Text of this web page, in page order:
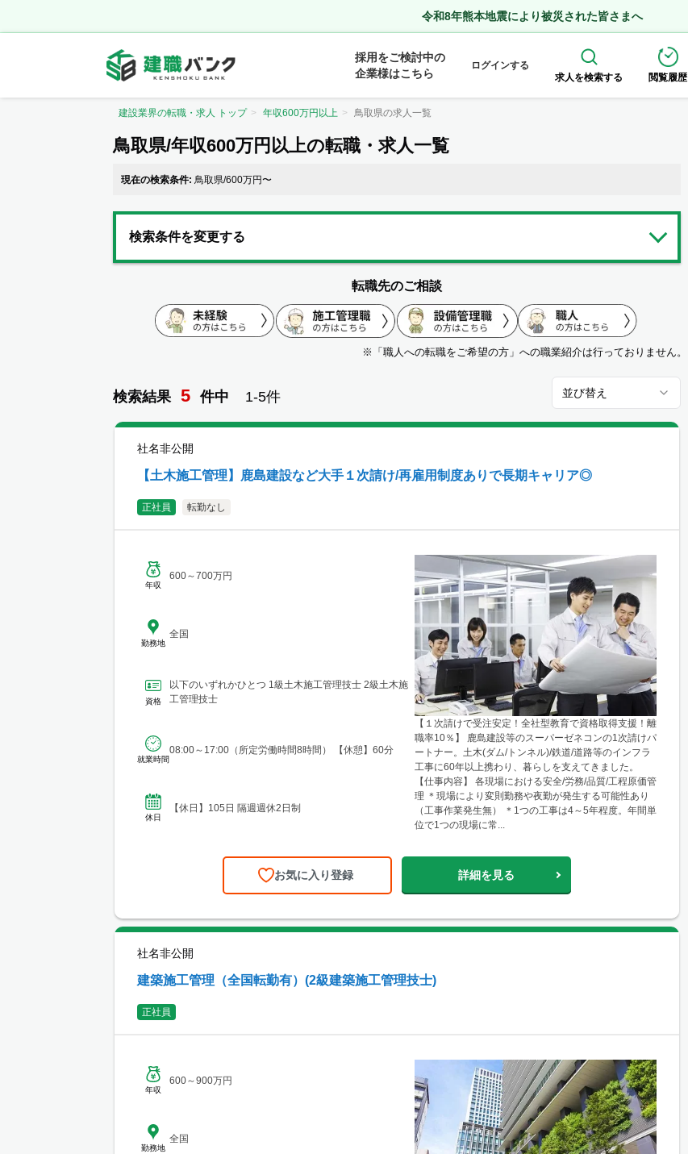
令和8年熊本地震により被災された皆さまへ
採用をご検討中の
企業様はこちら
ログインする
求人を検索する
閲覧履歴
建設業界の転職・求人 トップ 年収600万円以上 鳥取県の求人一覧
鳥取県/年収600万円以上の転職・求人一覧
現在の検索条件: 鳥取県/600万円〜
検索条件を変更する
転職先のご相談
※「職人への転職をご希望の方」への職業紹介は行っておりません。
検索結果 5 件中 1-5件 並び替え
社名非公開
【土木施工管理】鹿島建設など大手１次請け/再雇用制度ありで長期キャリア◎
正社員 転勤なし
年収
600～700万円
勤務地
全国
資格
以下のいずれかひとつ 1級土木施工管理技士 2級土木施
工管理技士
就業時間
08:00～17:00（所定労働時間8時間） 【休憩】60分
休日
【休日】105日 隔週週休2日制
【１次請けで受注安定！全社型教育で資格取得支援！離
職率10％】 鹿島建設等のスーパーゼネコンの1次請けパ
ートナー。土木(ダム/トンネル)/鉄道/道路等のインフラ
工事に60年以上携わり、暮らしを支えてきました。
【仕事内容】 各現場における安全/労務/品質/工程原価管
理 ＊現場により変則勤務や夜勤が発生する可能性あり
（工事作業発生無） ＊1つの工事は4～5年程度。年間単
位で1つの現場に常...
お気に入り登録 詳細を見る
社名非公開
建築施工管理（全国転勤有）(2級建築施工管理技士)
正社員
年収
600～900万円
勤務地
全国